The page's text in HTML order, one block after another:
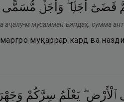
قَضَىٰٓ أَجَلًۭا ۖ وَأَجَلٌۭ مُّسَمًّى
аҷалу-м мусамман ъиндаҳ. сумма
муқаррар кард ва
ٱلْأَرْضِ ۖ يَعْلَمُ سِرَّكُمْ